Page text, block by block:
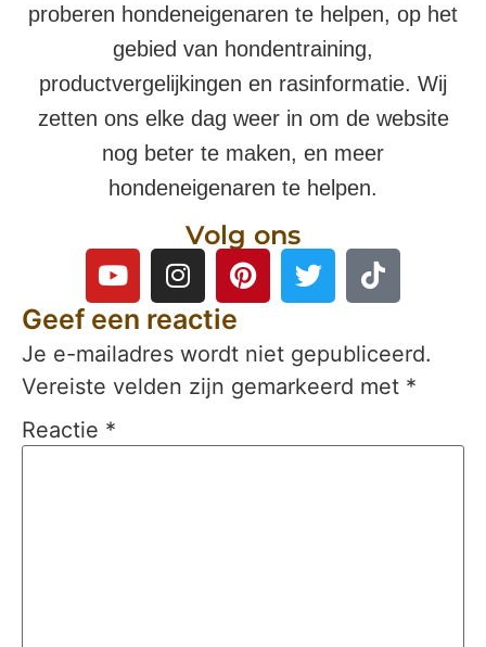
proberen hondeneigenaren te helpen, op het
gebied van hondentraining,
productvergelijkingen en rasinformatie. Wij
zetten ons elke dag weer in om de website
nog beter te maken, en meer
hondeneigenaren te helpen.
Volg ons
Geef een reactie
Je e-mailadres wordt niet gepubliceerd.
Vereiste velden zijn gemarkeerd met *
Reactie *